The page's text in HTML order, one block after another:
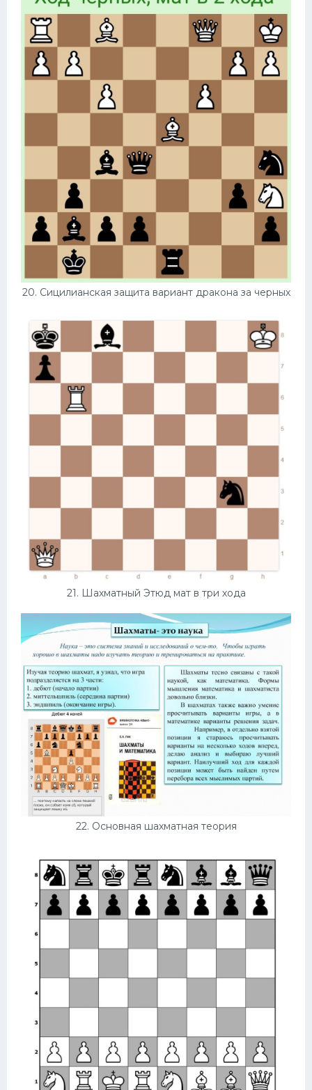
20. Сицилианская защита вариант дракона за черных
21. Шахматный Этюд мат в три хода
22. Основная шахматная теория